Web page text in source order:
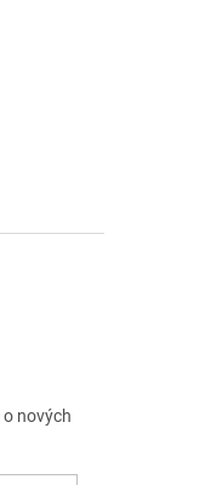
nových